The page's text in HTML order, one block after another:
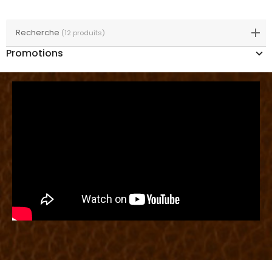
Recherche (12 produits)
Promotions